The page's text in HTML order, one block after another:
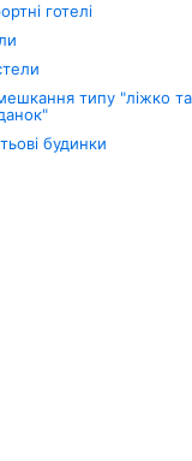
готелі
типу "ліжко та
будинки